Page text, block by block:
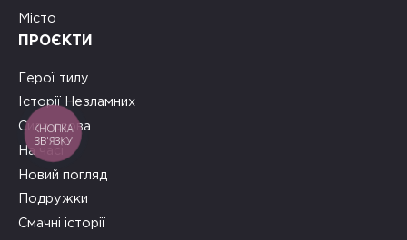
Місто
ПРОЄКТИ
Герої тилу
Історії Незламних
Сила слова
На часі
Новий погляд
Подружки
Смачні історії
КНОПКА
ЗВ'ЯЗКУ